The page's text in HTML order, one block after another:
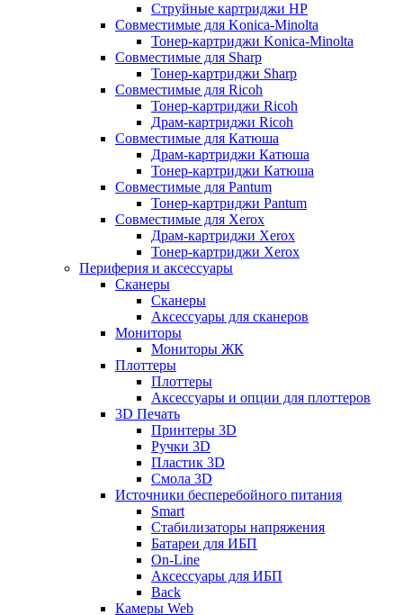
Струйные картриджи HP
Совместимые для Konica-Minolta
Тонер-картриджи Konica-Minolta
Совместимые для Sharp
Тонер-картриджи Sharp
Совместимые для Ricoh
Тонер-картриджи Ricoh
Драм-картриджи Ricoh
Совместимые для Катюша
Драм-картриджи Катюша
Тонер-картриджи Катюша
Совместимые для Pantum
Тонер-картриджи Pantum
Совместимые для Xerox
Драм-картриджи Xerox
Тонер-картриджи Xerox
Периферия и аксессуары
Сканеры
Сканеры
Аксессуары для сканеров
Мониторы
Мониторы ЖК
Плоттеры
Плоттеры
Аксессуары и опции для плоттеров
3D Печать
Принтеры 3D
Ручки 3D
Пластик 3D
Смола 3D
Источники бесперебойного питания
Smart
Стабилизаторы напряжения
Батареи для ИБП
On-Line
Аксессуары для ИБП
Back
Камеры Web